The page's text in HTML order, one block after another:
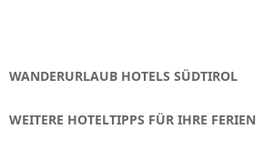
WANDERURLAUB HOTELS SÜDTIROL
WEITERE HOTELTIPPS FÜR IHRE FERIEN